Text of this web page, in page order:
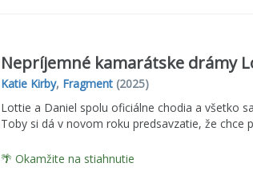
Nepríjemné kamarátske drámy
Katie Kirby, Fragment(2025)
Lottie a Daniel spolu oficiálne chodia a všetko
Toby si dá v novom roku predsavzatie, že chce
🌴 Okamžite na stiahnutie